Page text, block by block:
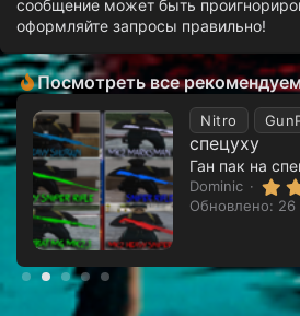
сообщение может быть
оформляйте запросы правильно!
Посмотреть все
Nitro
спецуху
Ган пак на
Dominic
Обновлено: 26